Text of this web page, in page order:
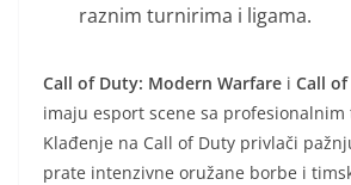
raznim turnirima i ligama.
Call of Duty: Modern Warfare i Call
imaju esport scene sa profesionalnim
Klađenje na Call of Duty privlači
prate intenzivne oružane borbe i